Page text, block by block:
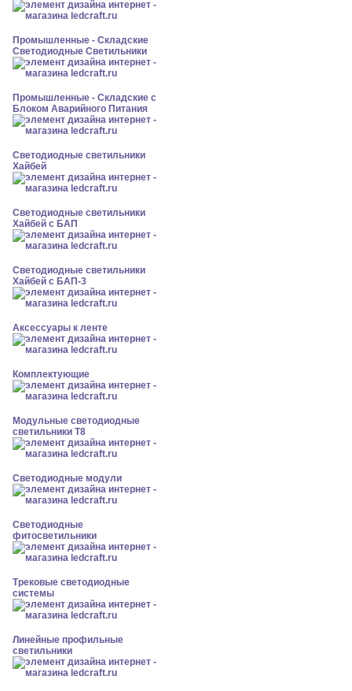
Промышленные - Складские
Светодиодные Светильники
Промышленные - Складские с
Блоком Аварийного Питания
Светодиодные светильники
Хайбей
Светодиодные светильники
Хайбей с БАП
Светодиодные светильники
Хайбей с БАП-3
Аксессуары к ленте
Комплектующие
Модульные светодиодные
светильники Т8
Светодиодные модули
Светодиодные
фитосветильники
Трековые светодиодные
системы
Линейные профильные
светильники